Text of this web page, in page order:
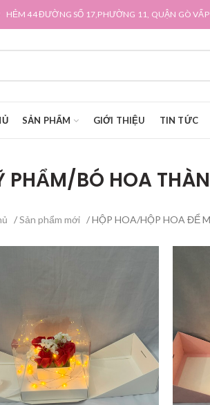
HẺM 44 ĐƯỜNG SỐ 17,PHƯỜNG 11, QUẬN GÒ VẤP
SẢN PHẨM GIỚI THIỆU TIN TỨC
BÓ HOA
/Sản phẩm mới / HỘP HOA/HỘP HOA ĐỂ